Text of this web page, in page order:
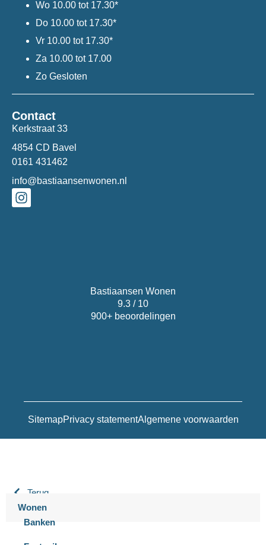
Wo 10.00 tot 17.30*
Do 10.00 tot 17.30*
Vr 10.00 tot 17.30*
Za 10.00 tot 17.00
Zo Gesloten
Contact
Kerkstraat 33
4854 CD Bavel
0161 431462
info@bastiaansenwonen.nl
SitemapPrivacy statementAlgemene voorwaarden
Bastiaansen Wonen
9.3 / 10
900+ beoordelingen
Terug
Wonen
Banken